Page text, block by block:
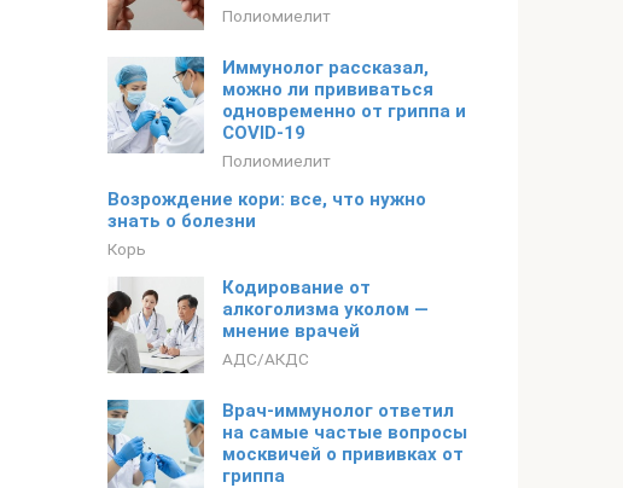
Полиомиелит
Иммунолог рассказал,
можно ли прививаться
одновременно от гриппа и
COVID-19
Полиомиелит
Возрождение кори: все, что нужно
знать о болезни
Корь
Кодирование от
алкоголизма уколом —
мнение врачей
АДС/АКДС
Врач-иммунолог ответил
на самые частые вопросы
москвичей о прививках от
гриппа